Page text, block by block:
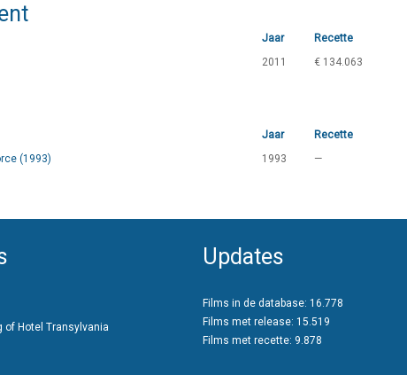
Jaar Recette
2011 € 134.063
Jaar Recette
(1993)
1993 —
of Hotel Transylvania
Updates
Films in de database: 16.778
Films met release: 15.519
Films met recette: 9.878